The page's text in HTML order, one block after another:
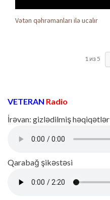
Vətən qəhrəmanları ilə ucalır
1 из5
VETERAN Radio
İrəvan: gizlədilmiş həqiqətlər
Qarabağ şikəstəsi